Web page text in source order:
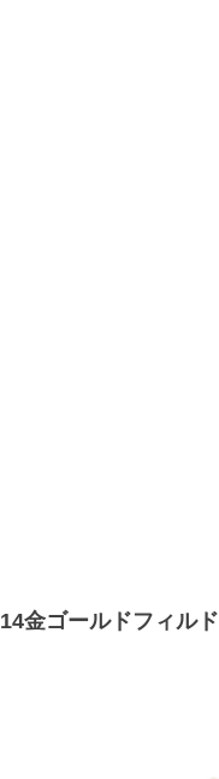
14金ゴールドフィルド